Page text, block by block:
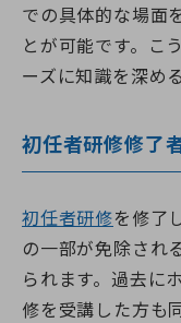
での具体的な場面
とが可能です。こ
ーズに知識を深め
初任者研修修了
初任者研修を修了
の一部が免除され
られます。過去に
修を受講した方も